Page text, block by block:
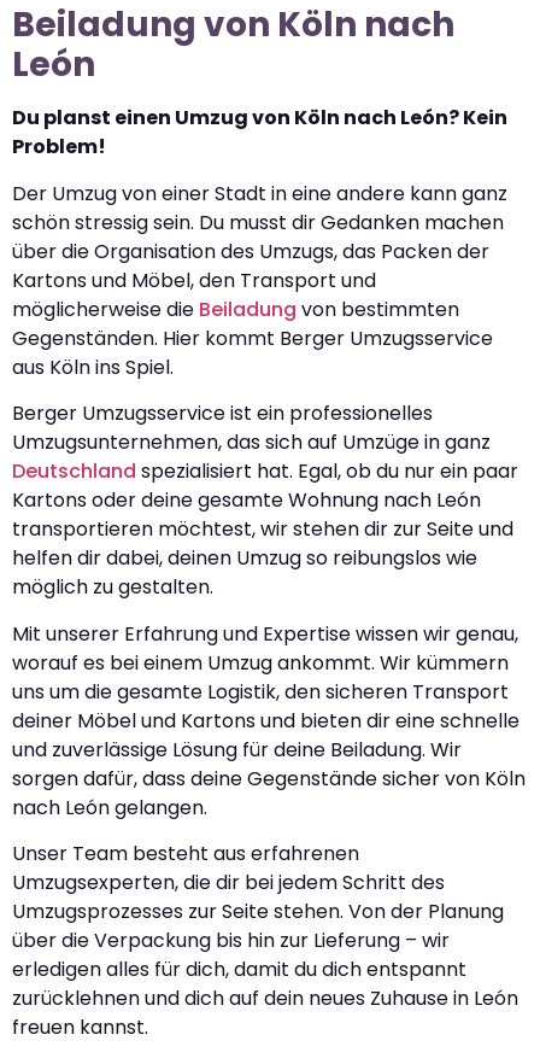
Beiladung von Köln nach
León
Du planst einen Umzug von Köln nach León? Kein
Problem!
Der Umzug von einer Stadt in eine andere kann ganz
schön stressig sein. Du musst dir Gedanken machen
über die Organisation des Umzugs, das Packen der
Kartons und Möbel, den Transport und
möglicherweise die Beiladung von bestimmten
Gegenständen. Hier kommt Berger Umzugsservice
aus Köln ins Spiel.
Berger Umzugsservice ist ein professionelles
Umzugsunternehmen, das sich auf Umzüge in ganz
Deutschland spezialisiert hat. Egal, ob du nur ein paar
Kartons oder deine gesamte Wohnung nach León
transportieren möchtest, wir stehen dir zur Seite und
helfen dir dabei, deinen Umzug so reibungslos wie
möglich zu gestalten.
Mit unserer Erfahrung und Expertise wissen wir genau,
worauf es bei einem Umzug ankommt. Wir kümmern
uns um die gesamte Logistik, den sicheren Transport
deiner Möbel und Kartons und bieten dir eine schnelle
und zuverlässige Lösung für deine Beiladung. Wir
sorgen dafür, dass deine Gegenstände sicher von Köln
nach León gelangen.
Unser Team besteht aus erfahrenen
Umzugsexperten, die dir bei jedem Schritt des
Umzugsprozesses zur Seite stehen. Von der Planung
über die Verpackung bis hin zur Lieferung – wir
erledigen alles für dich, damit du dich entspannt
zurücklehnen und dich auf dein neues Zuhause in León
freuen kannst.